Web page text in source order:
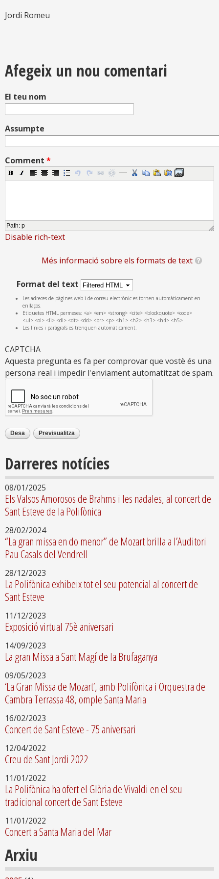
Jordi Romeu
Afegeix un nou comentari
El teu nom
Assumpte
Comment *
Path: p
Disable rich-text
Més informació sobre els formats de text
Format del text
Les adreces de pàgines web i de correu electrònic es tornen automàticament en
enllaços.
Etiquetes HTML permeses: <a> <em> <strong> <cite> <blockquote> <code>
<ul> <ol> <li> <dl> <dt> <dd> <br> <p> <h1> <h2> <h3> <h4> <h5>
Les línies i paràgrafs es trenquen automàticament.
CAPTCHA
Aquesta pregunta es fa per comprovar que vostè és una
persona real i impedir l'enviament automatitzat de spam.
Darreres notícies
08/01/2025
Els Valsos Amorosos de Brahms i les nadales, al concert de
Sant Esteve de la Polifònica
28/02/2024
“La gran missa en do menor” de Mozart brilla a l’Auditori
Pau Casals del Vendrell
28/12/2023
La Polifònica exhibeix tot el seu potencial al concert de
Sant Esteve
11/12/2023
Exposició virtual 75è aniversari
14/09/2023
La gran Missa a Sant Magí de la Brufaganya
09/05/2023
‘La Gran Missa de Mozart’, amb Polifònica i Orquestra de
Cambra Terrassa 48, omple Santa Maria
16/02/2023
Concert de Sant Esteve - 75 aniversari
12/04/2022
Creu de Sant Jordi 2022
11/01/2022
La Polifònica ha ofert el Glòria de Vivaldi en el seu
tradicional concert de Sant Esteve
11/01/2022
Concert a Santa Maria del Mar
Arxiu